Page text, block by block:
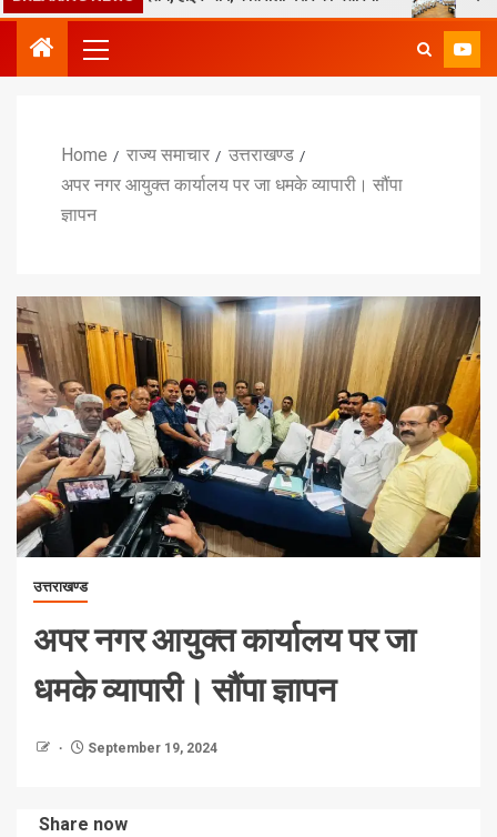
Home राज्य समाचार
उत्तराखण्ड
अपर नगर आयुक्त कार्यालय पर जा धमके व्यापारी। सौंपा
ज्ञापन
उत्तराखण्ड
अपर नगर आयुक्त कार्यालय पर जा
धमके व्यापारी। सौंपा ज्ञापन
September 19, 2024
Share now